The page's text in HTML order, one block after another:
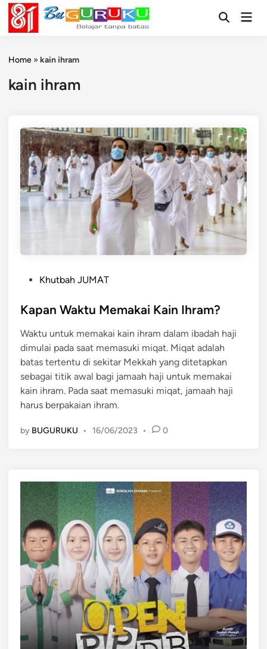
Skip
content
OpenMain
Home » kain ihram
kain ihram
s
e
d
i
n
Khutbah JUMAT
Kapan Waktu Memakai Kain Ihram?
Waktu untuk memakai kain ihram dalam ibadah haji
dimulai pada saat memasuki miqat. Miqat adalah
batas tertentu di sekitar Mekkah yang ditetapkan
sebagai titik awal bagi jamaah haji untuk memakai
kain ihram. Pada saat memasuki miqat, jamaah haji
harus berpakaian ihram.
by BUGURUKU • 16/06/2023 • 0